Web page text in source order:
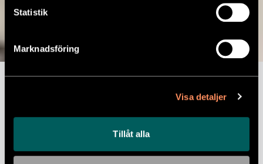
Statistik
Marknadsföring
Visa detaljer
Tillåt alla
Zucchinipasta med
tomatsås, broccoli
samt kryddrostade
kikärtor
Näringsvärde per 100 gram:Energi 587kJ,